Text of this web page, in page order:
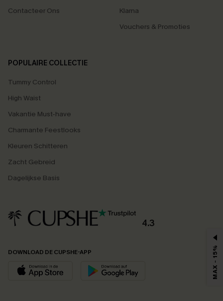
Contacteer Ons
Klarna
Vouchers & Promoties
POPULAIRE COLLECTIE
Tummy Control
High Waist
Vakantie Must-have
Charmante Feestlooks
Kleuren Schitteren
Zacht Gebreid
Dagelijkse Basis
4.3
DOWNLOAD DE CUPSHE-APP MAX - 15%